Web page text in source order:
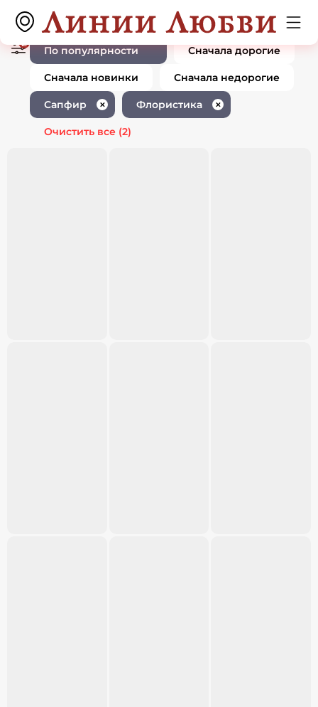
Ювелирные изделия с сапфиром
флористика
0 товаров
2
По популярности Сначала дорогие
Сначала новинки Сначала недорогие
Сапфир ✕ Флористика ✕
Очистить все (2)